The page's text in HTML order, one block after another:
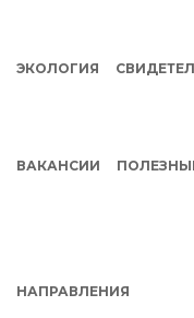
ЭКОЛОГИЯ
ВАКАНСИИ
НАПРАВЛЕНИЯ